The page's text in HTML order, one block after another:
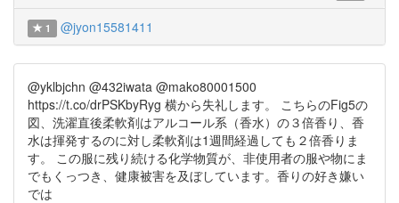
1 @jyon15581411
@yklbjchn @432iwata @mako80001500
https://t.co/drPSKbyRyg 横から失礼します。 こちらのFig5の
図、洗濯直後柔軟剤はアルコール系（香水）の３倍香り、香
水は揮発するのに対し柔軟剤は1週間経過しても２倍香りま
す。 この服に残り続ける化学物質が、非使用者の服や物にま
でもくっつき、健康被害を及ぼしています。香りの好き嫌い
では